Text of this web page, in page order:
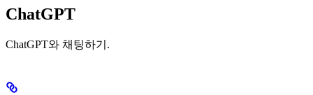
ChatGPT
ChatGPT와 채팅하기.